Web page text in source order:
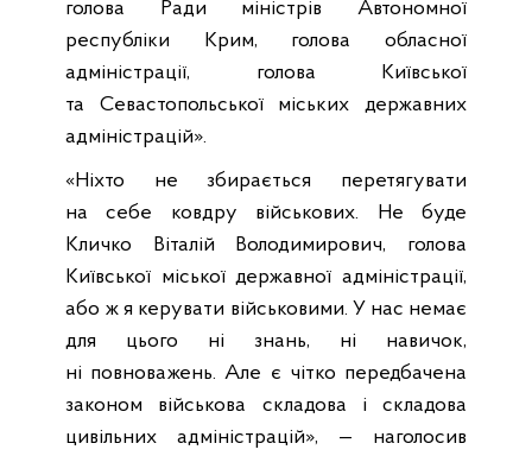
голова Ради міністрів Автономної
республіки Крим, голова обласної
адміністрації, голова Київської
та Севастопольської міських державних
адміністрацій».
«Ніхто не збирається перетягувати
на себе ковдру військових. Не буде
Кличко Віталій Володимирович, голова
Київської міської державної адміністрації,
або ж я керувати військовими. У нас немає
для цього ні знань, ні навичок,
ні повноважень. Але є чітко передбачена
законом військова складова і складова
цивільних адміністрацій», — наголосив